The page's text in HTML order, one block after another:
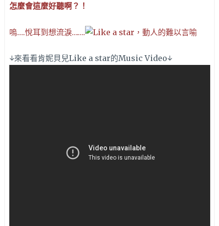
怎麼會這麼好聽啊？！
嗚….悅耳到想流淚…….
↓來看看肯妮貝兒Like a star的Music Video↓